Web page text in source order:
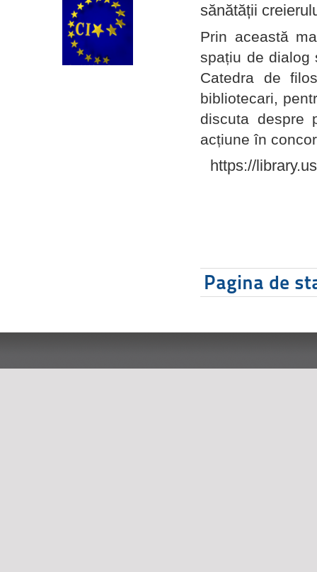
sănătății
Prin această
spațiu de dialog
Catedra de
bibliotecari,
discuta despre
acțiune în
https://
Pagina de